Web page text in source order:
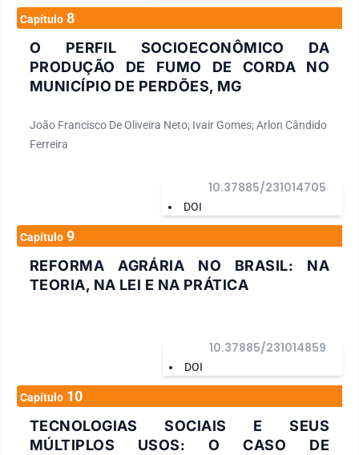
Capítulo 8
O PERFIL SOCIOECONÔMICO DA
PRODUÇÃO DE FUMO DE CORDA NO
MUNICÍPIO DE PERDÕES, MG
João Francisco De Oliveira Neto; Ivair Gomes; Arlon Cândido
Ferreira
DOI
10.37885/231014705
Capítulo 9
REFORMA AGRÁRIA NO BRASIL: NA
TEORIA, NA LEI E NA PRÁTICA
DOI
10.37885/231014859
Capítulo 10
TECNOLOGIAS SOCIAIS E SEUS
MÚLTIPLOS USOS: O CASO DE